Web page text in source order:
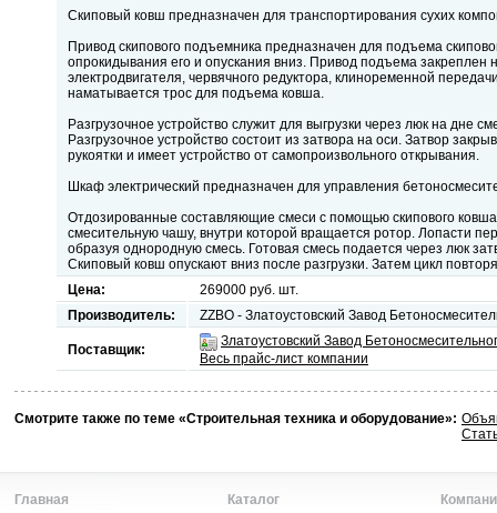
Скиповый ковш предназначен для транспортирования сухих
Привод скипового подъемника предназначен для подъема
опрокидывания его и опускания вниз. Привод подъема закреплен
электродвигателя, червячного редуктора, клиноременной
наматывается трос для подъема ковша.
Разгрузочное устройство служит для выгрузки через люк на дне
Разгрузочное устройство состоит из затвора на оси. Затвор
рукоятки и имеет устройство от самопроизвольного открывания.
Шкаф электрический предназначен для управления
Отдозированные составляющие смеси с помощью скипового
смесительную чашу, внутри которой вращается ротор. Лопасти
образуя однородную смесь. Готовая смесь подается через люк
Скиповый ковш опускают вниз после разгрузки. Затем цикл
Цена:
269000 руб. шт.
Производитель:
ZZBO - Златоустовский Завод
Поставщик:
Златоустовский Завод
Весь прайс-лист компании
Смотрите также по теме «Строительная техника и оборудование»:
Главная
Каталог